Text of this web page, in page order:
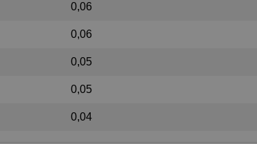
0,06
0,06
0,05
0,05
0,04